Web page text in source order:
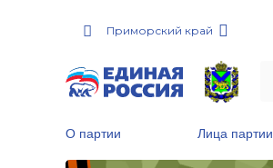
Приморский край
О партии Лица партии